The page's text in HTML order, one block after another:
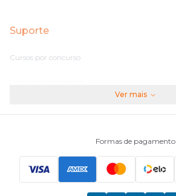
Suporte
Cursos por concurso
Principais Concursos
Ver mais
Formas de pagamento